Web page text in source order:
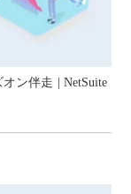
ン伴走 | NetSuite